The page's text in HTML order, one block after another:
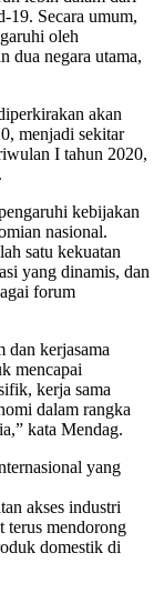
19. Secara umum,
oleh
dua negara utama,
akan
menjadi sekitar
I tahun 2020,
kebijakan
nasional.
satu kekuatan
yang dinamis, dan
forum
dan kerjasama
mencapai
kerja sama
dalam rangka
kata Mendag.
yang
akses industri
terus mendorong
domestik di